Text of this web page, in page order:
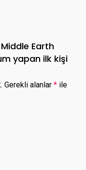
Earth
yapan ilk kişi
Gerekli alanlar *ile